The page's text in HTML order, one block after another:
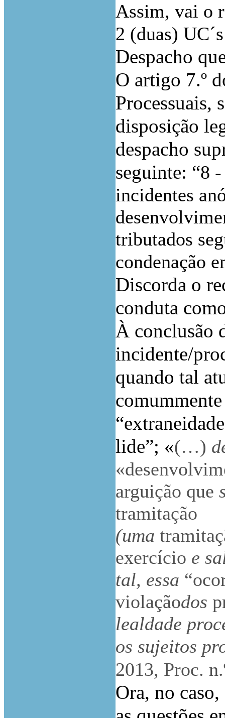
Assim, vai o
2 (duas)
Despacho
O artigo 7.º
Processuais,
disposição
despacho
seguinte: “8
incidentes
tributados
condenação
Discorda o
conduta
À conclusão
incidente/
quando tal
lide”; «(…)
arguição que
tramitação
(uma
exercício e
tal, essa
violaçãodos
lealdade
os sujeitos
2013, Proc.
Ora, no caso,